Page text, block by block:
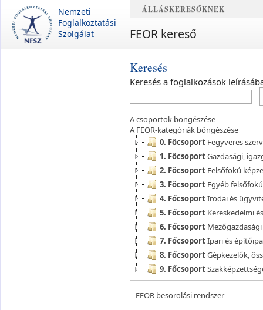
Nemzeti
Foglalkoztatási
Szolgálat
ÁLLÁSKERESŐKNEK
FEOR kereső
Keresés
Keresés a foglalkozások
A csoportok böngészése
A FEOR-kategóriák böngészése
0. Főcsoport Fegyveres
1. FőcsoportGazdasági,
2. Főcsoport Felsőfokú
3. Főcsoport Egyéb
4. FőcsoportIrodai és
5. Főcsoport Kereskedelmi
6. Főcsoport
7. FőcsoportIpari és
8. FőcsoportGépkezelők,
9. Főcsoport
FEOR besorolási rendszer